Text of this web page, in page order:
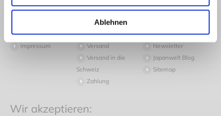
Ablehnen
AGB
Widerruf
Impressum
Rückversand
Volumengewicht
Häufige Fragen
Versand
Versand in die
Schweiz
Zahlung
Pressespiegel
Japanwelt
Newsletter
Japanwelt Blog
Sitemap
Wir akzeptieren: